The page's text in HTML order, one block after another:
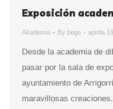
Exposición
Akademia By bego apirila
Desde la academia de
pasar por la sala de
ayuntamiento de
maravillosas